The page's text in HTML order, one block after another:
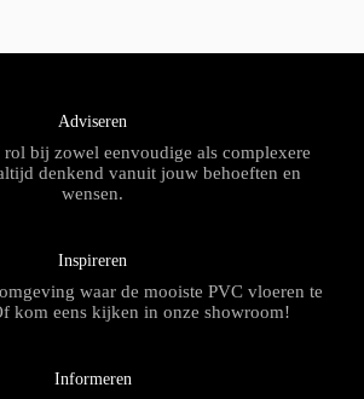
Adviseren
rol bij zowel eenvoudige als complexere
denkend vanuit jouw behoeften en
wensen.
Inspireren
waar de mooiste PVC vloeren te
kom eens kijken in onze showroom!
Informeren